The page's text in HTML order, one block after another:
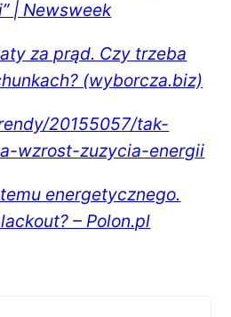
| Newsweek
za prąd. Czy trzeba
(wyborcza.biz)
20155057/tak-
wzrost-zuzycia-energii
energetycznego.
– Polon.pl